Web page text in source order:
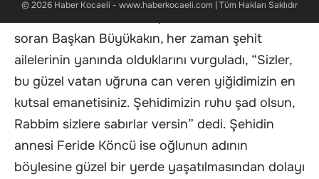
soran Başkan Büyükakın, her zaman şehit
ailelerinin yanında olduklarını vurguladı, “Sizler,
bu güzel vatan uğruna can veren yiğidimizin en
kutsal emanetisiniz. Şehidimizin ruhu şad olsun,
Rabbim sizlere sabırlar versin” dedi. Şehidin
annesi Feride Köncü ise oğlunun adının
böylesine güzel bir yerde yaşatılmasından dolayı
© 2026 Haber Kocaeli - www.haberkocaeli.com | Tüm Hakları Saklıdır